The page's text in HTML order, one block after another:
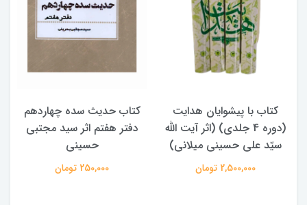
کتاب با پیشوایان هدایت
(دوره 4 جلدی) (اثر آیت الله
سیّد علی حسینی میلانی)
2,500,000 تومان
کتاب حدیث سده چهاردهم
دفتر هفتم اثر سید مجتبی
حسینی
250,000 تومان